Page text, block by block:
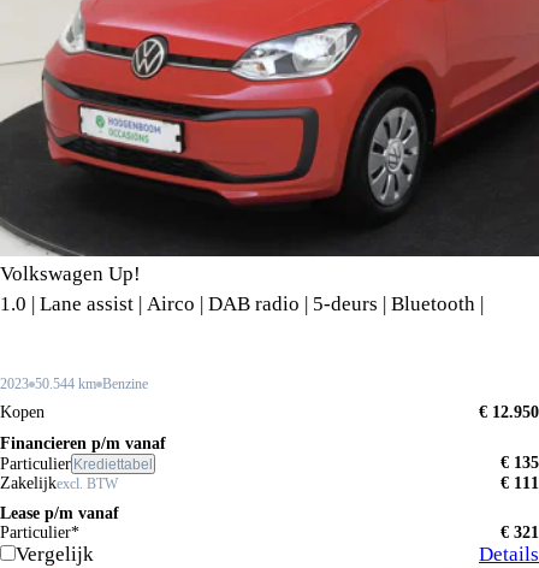
Volkswagen Up!
1.0 | Lane assist | Airco | DAB radio | 5-deurs | Bluetooth |
2023 50.544 km Benzine
Kopen
€ 12.950
Financieren p/m vanaf
Particulier Krediettabel
€ 135
Zakelijkexcl. BTW
€ 111
Lease p/m vanaf
Particulier*
€ 321
Vergelijk Details